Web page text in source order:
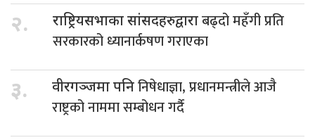
२. राष्ट्रियसभाका सांसदहरुद्वाराबढ्दो महँगी प्रति
सरकारको ध्यानार्कषण गराएका
३. वीरगञ्जमा पनिनिषेधाज्ञा, प्रधानमन्त्रीले आजै
राष्ट्रको नाममा सम्बोधन गर्दै